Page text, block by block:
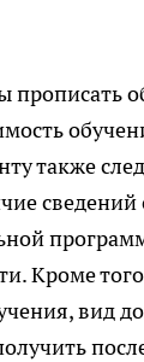
прописать
также
сведений
Кроме
вид